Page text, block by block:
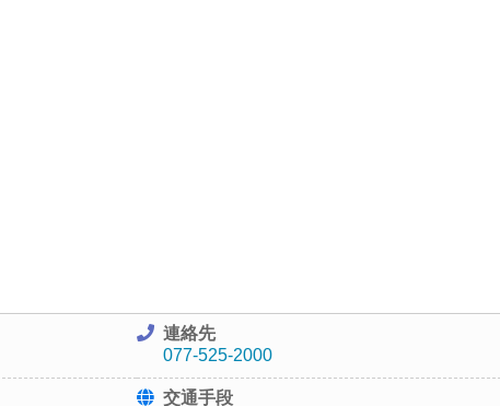
連絡先
077-525-2000
交通手段